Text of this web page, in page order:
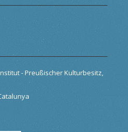
- Preußischer Kulturbesitz,